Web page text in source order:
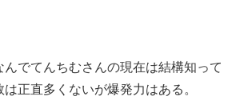
んでてんちむさんの現在は結構知って
正直多くないが爆発力はある。